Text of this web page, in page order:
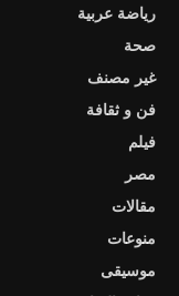
رياضة عربية
صحة
غير مصنف
فن و ثقافة
فيلم
مصر
مقالات
منوعات
موسيقى